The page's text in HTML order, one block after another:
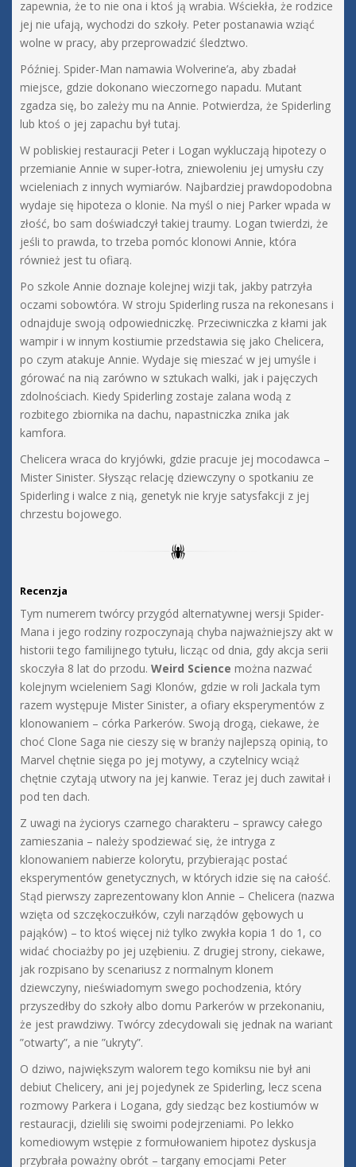
zapewnia, że to nie ona i ktoś ją wrabia. Wściekła, że rodzice
jej nie ufają, wychodzi do szkoły. Peter postanawia wziąć
wolne w pracy, aby przeprowadzić śledztwo.
Później. Spider-Man namawia Wolverine’a, aby zbadał
miejsce, gdzie dokonano wieczornego napadu. Mutant
zgadza się, bo zależy mu na Annie. Potwierdza, że Spiderling
lub ktoś o jej zapachu był tutaj.
W pobliskiej restauracji Peter i Logan wykluczają hipotezy o
przemianie Annie w super-łotra, zniewoleniu jej umysłu czy
wcieleniach z innych wymiarów. Najbardziej prawdopodobna
wydaje się hipoteza o klonie. Na myśl o niej Parker wpada w
złość, bo sam doświadczył takiej traumy. Logan twierdzi, że
jeśli to prawda, to trzeba pomóc klonowi Annie, która
również jest tu ofiarą.
Po szkole Annie doznaje kolejnej wizji tak, jakby patrzyła
oczami sobowtóra. W stroju Spiderling rusza na rekonesans i
odnajduje swoją odpowiedniczkę. Przeciwniczka z kłami jak
wampir i w innym kostiumie przedstawia się jako Chelicera,
po czym atakuje Annie. Wydaje się mieszać w jej umyśle i
górować na nią zarówno w sztukach walki, jak i pajęczych
zdolnościach. Kiedy Spiderling zostaje zalana wodą z
rozbitego zbiornika na dachu, napastniczka znika jak
kamfora.
Chelicera wraca do kryjówki, gdzie pracuje jej mocodawca –
Mister Sinister. Słysząc relację dziewczyny o spotkaniu ze
Spiderling i walce z nią, genetyk nie kryje satysfakcji z jej
chrzestu bojowego.
Recenzja
Tym numerem twórcy przygód alternatywnej wersji Spider-
Mana i jego rodziny rozpoczynają chyba najważniejszy akt w
historii tego familijnego tytułu, licząc od dnia, gdy akcja serii
skoczyła 8 lat do przodu. Weird Science można nazwać
kolejnym wcieleniem Sagi Klonów, gdzie w roli Jackala tym
razem występuje Mister Sinister, a ofiary eksperymentów z
klonowaniem – córka Parkerów. Swoją drogą, ciekawe, że
choć Clone Saga nie cieszy się w branży najlepszą opinią, to
Marvel chętnie sięga po jej motywy, a czytelnicy wciąż
chętnie czytają utwory na jej kanwie. Teraz jej duch zawitał i
pod ten dach.
Z uwagi na życiorys czarnego charakteru – sprawcy całego
zamieszania – należy spodziewać się, że intryga z
klonowaniem nabierze kolorytu, przybierając postać
eksperymentów genetycznych, w których idzie się na całość.
Stąd pierwszy zaprezentowany klon Annie – Chelicera (nazwa
wzięta od szczękoczułków, czyli narządów gębowych u
pająków) – to ktoś więcej niż tylko zwykła kopia 1 do 1, co
widać chociażby po jej uzębieniu. Z drugiej strony, ciekawe,
jak rozpisano by scenariusz z normalnym klonem
dziewczyny, nieświadomym swego pochodzenia, który
przyszedłby do szkoły albo domu Parkerów w przekonaniu,
że jest prawdziwy. Twórcy zdecydowali się jednak na wariant
”otwarty”, a nie ”ukryty”.
O dziwo, największym walorem tego komiksu nie był ani
debiut Chelicery, ani jej pojedynek ze Spiderling, lecz scena
rozmowy Parkera i Logana, gdy siedząc bez kostiumów w
restauracji, dzielili się swoimi podejrzeniami. Po lekko
komediowym wstępie z formułowaniem hipotez dyskusja
przybrała poważny obrót – targany emocjami Peter